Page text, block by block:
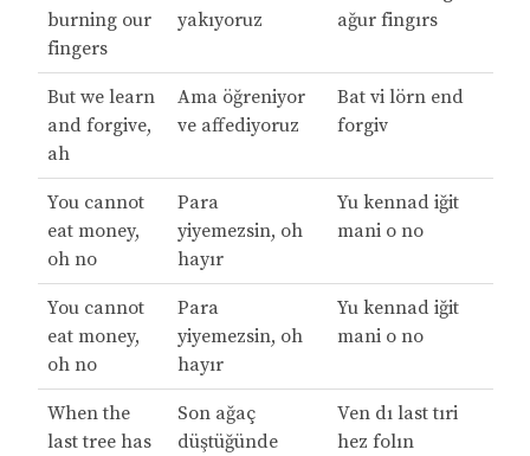
burning our
fingers
yakıyoruz
ağur fingırs
But we learn
and forgive,
ah
Ama öğreniyor
ve affediyoruz
Bat vi lörn end
forgiv
You cannot
eat money,
oh no
Para
yiyemezsin, oh
hayır
Yu kennad iğit
mani o no
You cannot
eat money,
oh no
Para
yiyemezsin, oh
hayır
Yu kennad iğit
mani o no
When the
last tree has
Son ağaç
düştüğünde
Ven dı last tıri
hez folın